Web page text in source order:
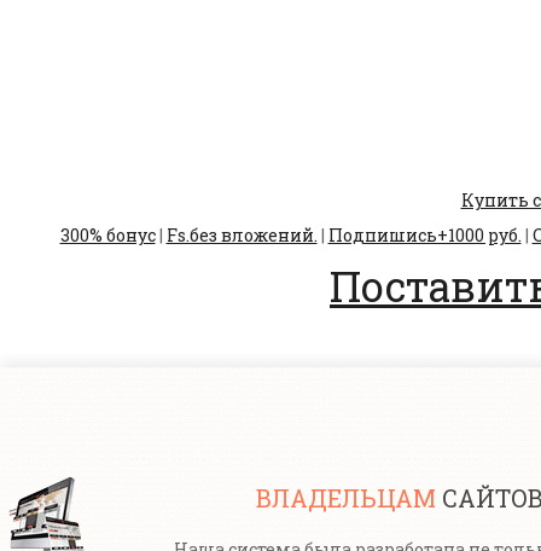
Купить
300% бонус| Fs.без вложений. | Подпишись+1000 руб. |
ВЛАДЕЛЬЦАМ